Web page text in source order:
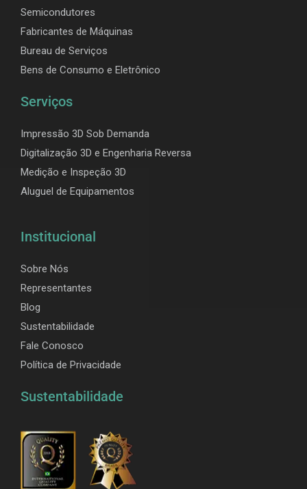
Semicondutores
Fabricantes de Máquinas
Bureau de Serviços
Bens de Consumo e Eletrônico
Serviços
Impressão 3D Sob Demanda
Digitalização 3D e Engenharia Reversa
Medição e Inspeção 3D
Aluguel de Equipamentos
Institucional
Sobre Nós
Representantes
Blog
Sustentabilidade
Fale Conosco
Política de Privacidade
Sustentabilidade